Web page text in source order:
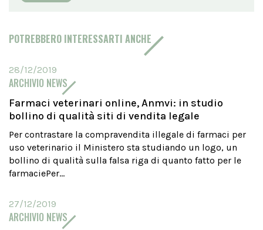
POTREBBERO INTERESSARTI ANCHE
28/12/2019
ARCHIVIO NEWS
Farmaci veterinari online, Anmvi: in studio
bollino di qualità siti di vendita legale
Per contrastare la compravendita illegale di farmaci per
uso veterinario il Ministero sta studiando un logo, un
bollino di qualità sulla falsa riga di quanto fatto per le
farmaciePer...
27/12/2019
ARCHIVIO NEWS